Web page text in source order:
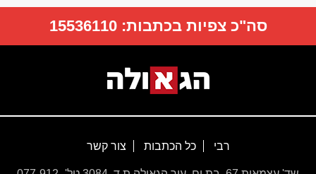
סה"כ צפיות בכתבות:15536110
רבי כל הכתבות צור קשר